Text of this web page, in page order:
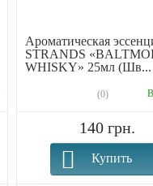
Ароматическая
STRANDS
WHISKY» 25мл (Шв...
(0)
140 грн.
Купить